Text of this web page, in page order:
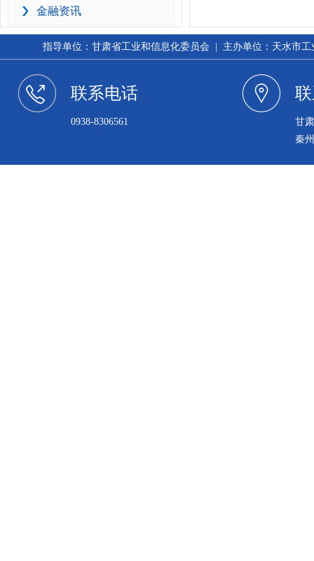
金融资讯
指导单位：甘肃省工业和信息化委员会 | 主办单位：天水市
联系电话
0938-8306561
甘
秦